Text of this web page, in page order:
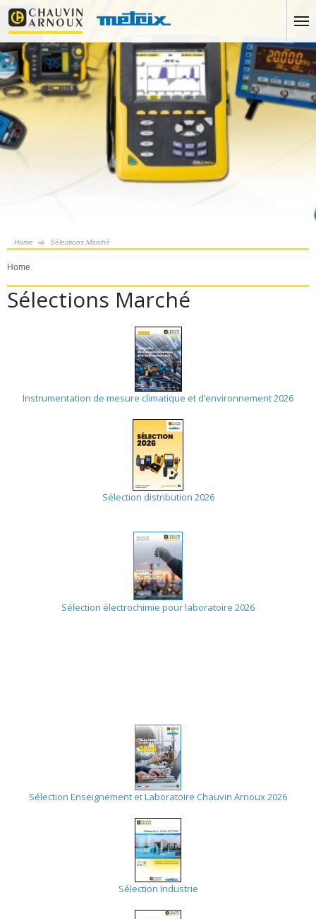
Home Sélections Marché
Home
Sélections Marché
Instrumentation de mesure climatique et d’environnement 2026
Sélection distribution 2026
Sélection électrochimie pour laboratoire 2026
Sélection Enseignement et Laboratoire Chauvin Arnoux 2026
Sélection Industrie